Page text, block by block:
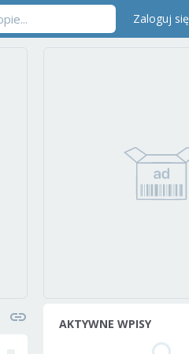
Zaloguj się
AKTYWNE WPISY